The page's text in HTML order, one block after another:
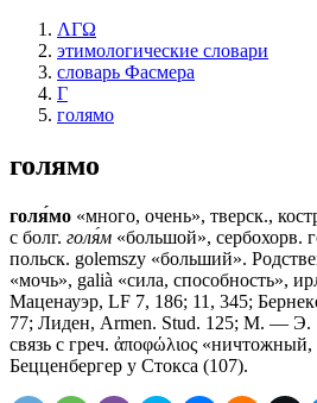
ΛΓΩ
этимологические словари
словарь Фасмера
Г
голямо
голямо
голя́мо «много, очень», тверск.,
с болг. голя́м «большой», сербохорв.
польск. golemszy «больший».
«мочь», galià «сила, способность»,
Маценауэр, LF 7, 186; 11, 345;
77; Лиден, Armen. Stud. 125; М. — Э.
связь с греч. ἀποφώλιος
Бецценбергер у Стокса (107).